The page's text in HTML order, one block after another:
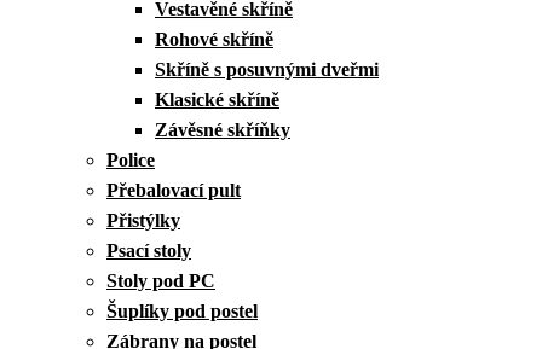
Vestavěné skříně
Rohové skříně
Skříně s posuvnými dveřmi
Klasické skříně
Závěsné skříňky
Police
Přebalovací pult
Přistýlky
Psací stoly
Stoly pod PC
Šuplíky pod postel
Zábrany na postel